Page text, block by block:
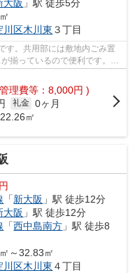
大阪 」駅 徒歩5分
川区木川東 ３丁目
す。共用部には敷地内ごみ置
揃っているので便利です。外
理費等：8,000円 )
礼金 0ヶ月
㎡
「新大阪 」駅 徒歩12分
大阪 」駅 徒歩12分
「西中島南方 」駅 徒歩8
～32.83㎡
川区木川東 ４丁目